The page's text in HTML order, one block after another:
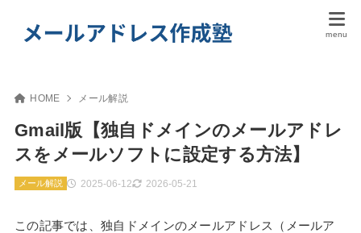
HOME メール解説
Gmail版【独自ドメインのメールアドレ
スをメールソフトに設定する方法】
2025-06-12 2026-05-21
メール解説
この記事では、独自ドメインのメールアドレス（メールア